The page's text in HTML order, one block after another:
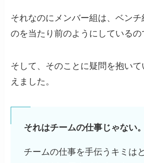
それなのにメンバー組は、ベン
のを当たり前のようにしているの
そして、そのことに疑問を抱い
えました。
それはチームの仕事じゃない。
チームの仕事を手伝うキミは